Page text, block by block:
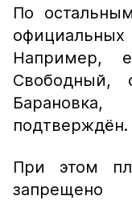
По
официальных
Например,
Свободный,
подтверждён.
При этом